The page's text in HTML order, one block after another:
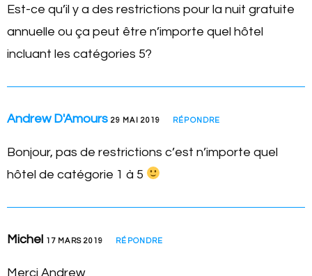
Est-ce qu’il y a des restrictions pour la nuit gratuite
annuelle ou ça peut être n’importe quel hôtel
incluant les catégories 5?
Andrew D'Amours 29 MAI 2019 RÉPONDRE
Bonjour, pas de restrictions c’est n’importe quel
hôtel de catégorie 1 à 5
Michel 17 MARS 2019 RÉPONDRE
Merci Andrew